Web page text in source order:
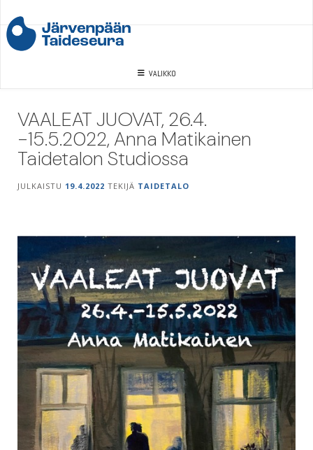
to
content
VALIKKO
VAALEAT JUOVAT, 26.4.
-15.5.2022, Anna Matikainen
Taidetalon Studiossa
JULKAISTU 19.4.2022 TEKIJÄ TAIDETALO